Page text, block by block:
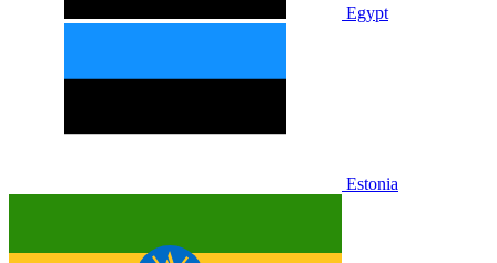
Egypt
Estonia